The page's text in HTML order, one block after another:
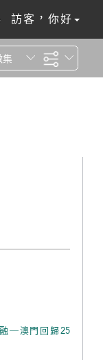
訪客，你好
集
─澳門回歸25